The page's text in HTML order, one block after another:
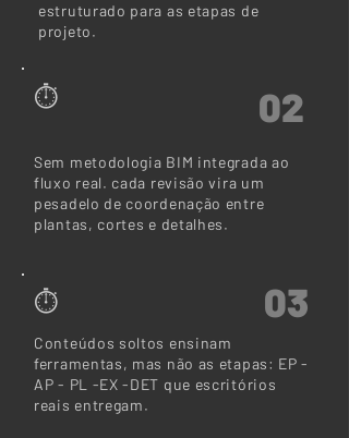
estruturado para as etapas de
projeto.
⏱ 02
Sem metodologia BIM integrada ao
fluxo real. cada revisão vira um
pesadelo de coordenação entre
plantas, cortes e detalhes.
⏱ 03
Conteúdos soltos ensinam
ferramentas, mas não as etapas: EP -
AP - PL -EX -DET que escritórios
reais entregam.